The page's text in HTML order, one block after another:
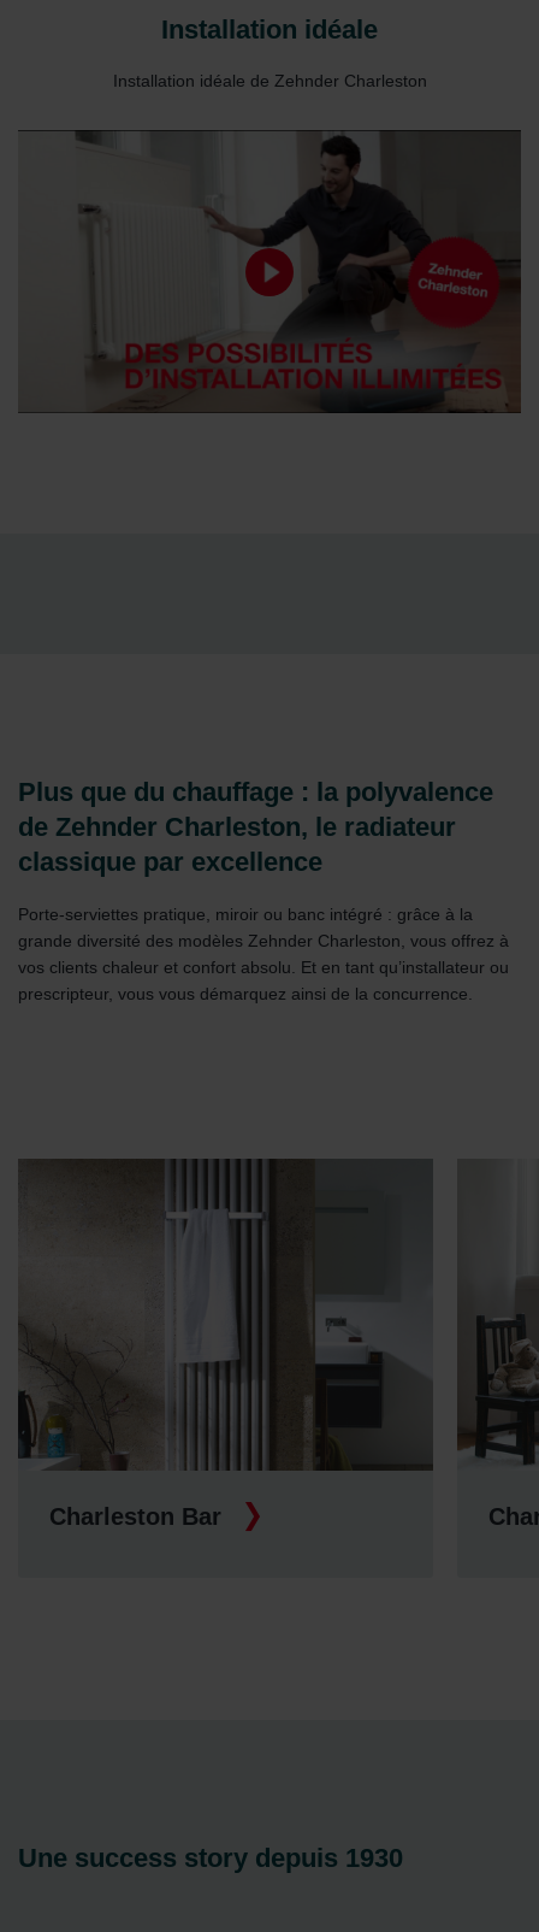
Installation idéale
Installation idéale de Zehnder Charleston
Plus que du chauffage : la polyvalence
de Zehnder Charleston, le radiateur
classique par excellence
Porte-serviettes pratique, miroir ou banc intégré : grâce à la
grande diversité des modèles Zehnder Charleston, vous offrez à
vos clients chaleur et confort absolu. Et en tant qu’installateur ou
prescripteur, vous vous démarquez ainsi de la concurrence.
Charleston
Une success story depuis 1930